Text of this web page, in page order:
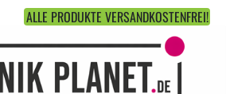
ALLE PRODUKTE VERSANDKOSTENFREI!